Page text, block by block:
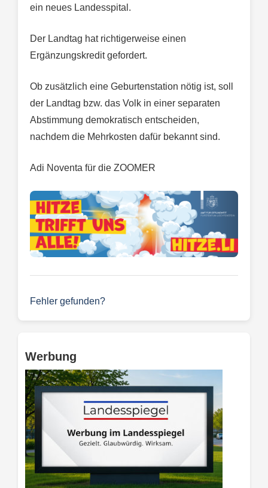
ein neues Landesspital.
Der Landtag hat richtigerweise einen
Ergänzungskredit gefordert.
Ob zusätzlich eine Geburtenstation nötig ist, soll
der Landtag bzw. das Volk in einer separaten
Abstimmung demokratisch entscheiden,
nachdem die Mehrkosten dafür bekannt sind.
Adi Noventa für die ZOOMER
Fehler gefunden?
Werbung